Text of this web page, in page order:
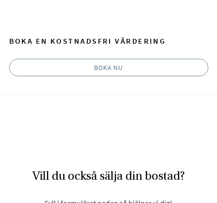
BOKA EN KOSTNADSFRI VÄRDERING
BOKA NU
Vill du också sälja din bostad?